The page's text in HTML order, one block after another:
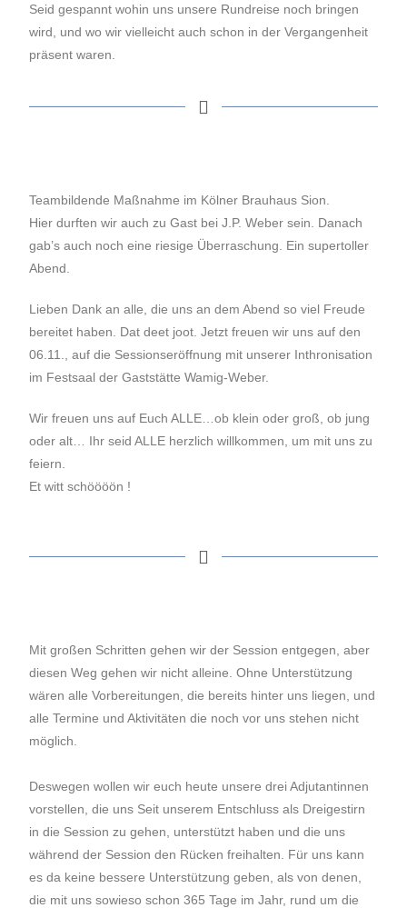
Seid gespannt wohin uns unsere Rundreise noch bringen
wird, und wo wir vielleicht auch schon in der Vergangenheit
präsent waren.
Teambildende Maßnahme im Kölner Brauhaus Sion.
Hier durften wir auch zu Gast bei J.P. Weber sein. Danach
gab’s auch noch eine riesige Überraschung. Ein supertoller
Abend.
Lieben Dank an alle, die uns an dem Abend so viel Freude
bereitet haben. Dat deet joot. Jetzt freuen wir uns auf den
06.11., auf die Sessionseröffnung mit unserer Inthronisation
im Festsaal der Gaststätte Wamig-Weber.
Wir freuen uns auf Euch ALLE…ob klein oder groß, ob jung
oder alt… Ihr seid ALLE herzlich willkommen, um mit uns zu
feiern.
Et witt schöööön !
Mit großen Schritten gehen wir der Session entgegen, aber
diesen Weg gehen wir nicht alleine. Ohne Unterstützung
wären alle Vorbereitungen, die bereits hinter uns liegen, und
alle Termine und Aktivitäten die noch vor uns stehen nicht
möglich.
Deswegen wollen wir euch heute unsere drei Adjutantinnen
vorstellen, die uns Seit unserem Entschluss als Dreigestirn
in die Session zu gehen, unterstützt haben und die uns
während der Session den Rücken freihalten. Für uns kann
es da keine bessere Unterstützung geben, als von denen,
die mit uns sowieso schon 365 Tage im Jahr, rund um die